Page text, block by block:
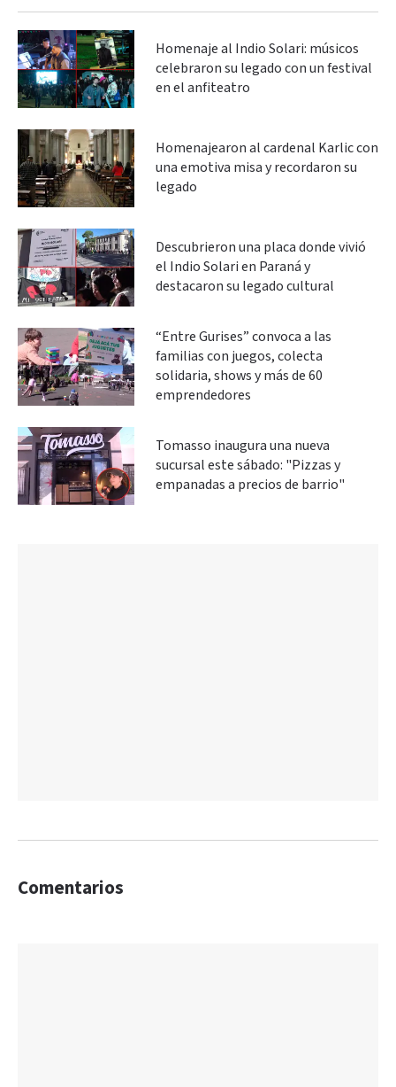
Homenaje al Indio Solari: músicos
celebraron su legado con un festival
en el anfiteatro
Homenajearon al cardenal Karlic con
una emotiva misa y recordaron su
legado
Descubrieron una placa donde vivió
el Indio Solari en Paraná y
destacaron su legado cultural
“Entre Gurises” convoca a las
familias con juegos, colecta
solidaria, shows y más de 60
emprendedores
Tomasso inaugura una nueva
sucursal este sábado: "Pizzas y
empanadas a precios de barrio"
Comentarios